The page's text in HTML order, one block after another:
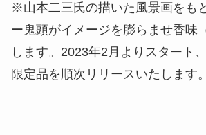
※山本二三氏の描いた風景画をも
ー鬼頭がイメージを膨らませ香味
します。2023年2月よりスタート
限定品を順次リリースいたします